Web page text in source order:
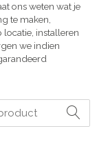
ons weten wat je
te maken,
installeren
we indien